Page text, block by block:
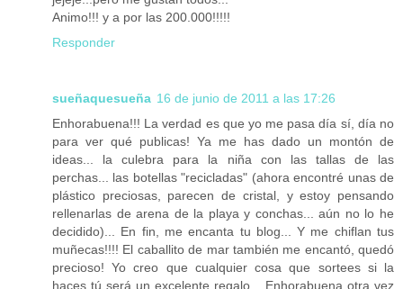
Animo!!! y a por las 200.000!!!!!
Responder
sueñaquesueña 16 de junio de 2011 a las 17:26
Enhorabuena!!! La verdad es que yo me pasa día sí, día no
para ver qué publicas! Ya me has dado un montón de
ideas... la culebra para la niña con las tallas de las
perchas... las botellas "recicladas" (ahora encontré unas de
plástico preciosas, parecen de cristal, y estoy pensando
rellenarlas de arena de la playa y conchas... aún no lo he
decidido)... En fin, me encanta tu blog... Y me chiflan tus
muñecas!!!! El caballito de mar también me encantó, quedó
precioso! Yo creo que cualquier cosa que sortees si la
haces tú será un excelente regalo... Enhorabuena otra vez